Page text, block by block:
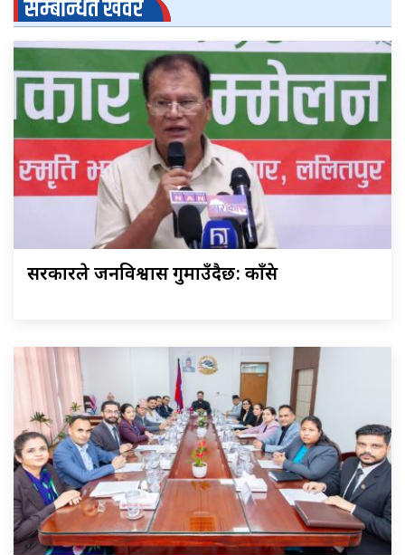
सम्बन्धित खवर
सरकारले जनविश्वास गुमाउँदैछ: काँग्रेस